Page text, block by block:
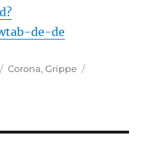
de-de
Schlagwörter
Corona,Grippe